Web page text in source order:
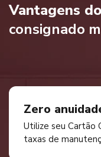
Vantagens do
consignado
Zero
Utilize seu Cartão
taxas de